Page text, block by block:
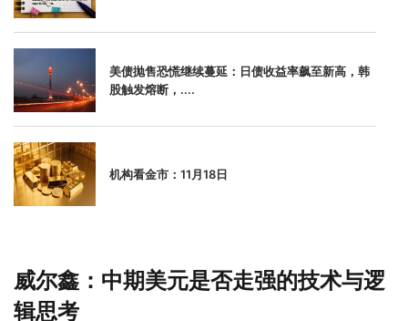
美债抛售恐慌继续蔓延：日债收益率飙至新高，韩
股触发熔断，....
机构看金市：11月18日
威尔鑫：中期美元是否走强的技术与逻
辑思考